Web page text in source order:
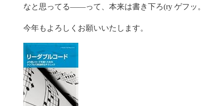
なと思ってる——って、本来は書き下ろ(ry ゲフッ。
今年もよろしくお願いいたします。